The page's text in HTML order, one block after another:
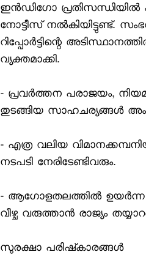
ഇന്‍ഡിഗോ പ്രതിസന്ധിയില്‍
നോട്ടീസ് നല്‍കിയിട്ടുണ്ട്.
റിപ്പോര്‍ട്ടിന്റെ
വ്യക്തമാക്കി.
- പ്രവര്‍ത്തന പരാജയം,
തുടങ്ങിയ സാഹചര്യങ്ങള്‍
- എത്ര വലിയ
നടപടി നേരിടേണ്ടിവരും.
- ആഗോളതലത്തില്‍ ഉയര്‍ന്ന
വീഴ്ച വരുത്താന്‍ രാജ്യം
സുരക്ഷാ പരിഷ്‌കാരങ്ങള്‍